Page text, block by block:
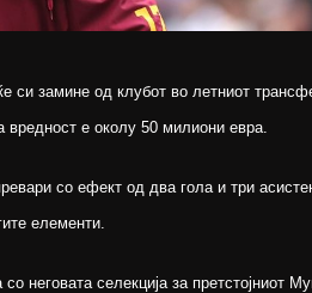
замине од клубот во летниот
вредност е околу 50 милиони евра.
со ефект од два гола и три
елементи.
неговата селекција за претстојниот